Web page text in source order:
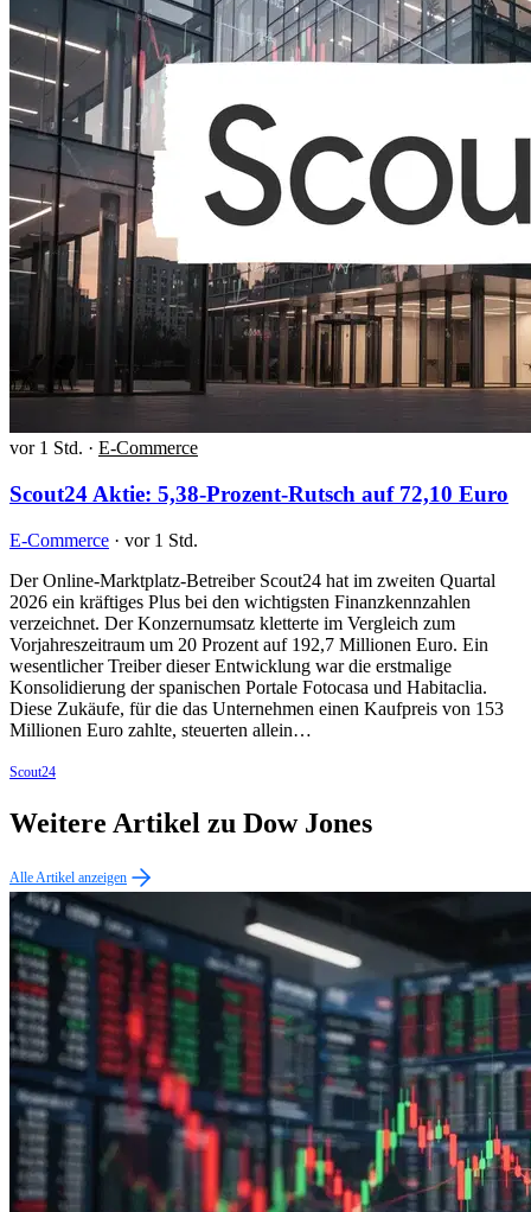
vor 1 Std. · E-Commerce
Scout24 Aktie: 5,38-Prozent-Rutsch auf 72,10 Euro
E-Commerce · vor 1 Std.
Der Online-Marktplatz-Betreiber Scout24 hat im zweiten Quartal
2026 ein kräftiges Plus bei den wichtigsten Finanzkennzahlen
verzeichnet. Der Konzernumsatz kletterte im Vergleich zum
Vorjahreszeitraum um 20 Prozent auf 192,7 Millionen Euro. Ein
wesentlicher Treiber dieser Entwicklung war die erstmalige
Konsolidierung der spanischen Portale Fotocasa und Habitaclia.
Diese Zukäufe, für die das Unternehmen einen Kaufpreis von 153
Millionen Euro zahlte, steuerten allein…
Scout24
Weitere Artikel zu Dow Jones
Alle Artikel anzeigen